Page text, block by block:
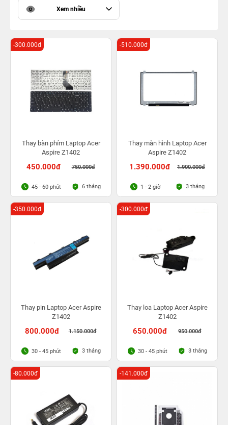
Xem nhiều
Thay bàn phím Laptop Acer
Aspire Z1402
450.000đ 750.000đ
-300.000đ
45 - 60 phút 6 tháng
Thay màn hình Laptop Acer
Aspire Z1402
1.390.000đ 1.900.000đ
-510.000đ
1 - 2 giờ 3 tháng
Thay pin Laptop Acer Aspire
Z1402
800.000đ 1.150.000đ
-350.000đ
30 - 45 phút 3 tháng
Thay loa Laptop Acer Aspire
Z1402
650.000đ 950.000đ
-300.000đ
30 - 45 phút 3 tháng
-80.000đ -141.000đ